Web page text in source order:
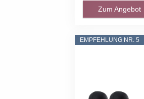
Zum Angebot
EMPFEHLUNG NR. 5